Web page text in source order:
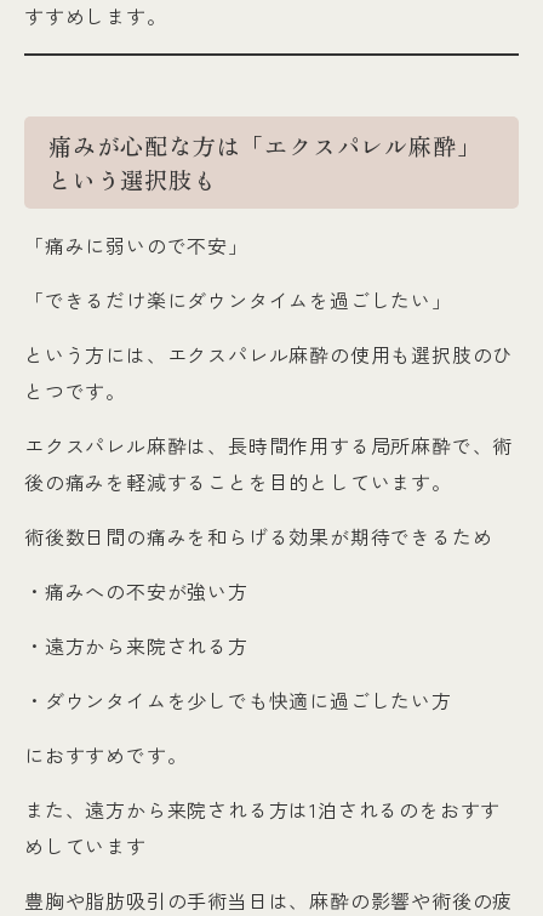
すすめします。
痛みが心配な方は「エクスパレル麻酔」
という選択肢も
「痛みに弱いので不安」
「できるだけ楽にダウンタイムを過ごしたい」
という方には、エクスパレル麻酔の使用も選択肢のひ
とつです。
エクスパレル麻酔は、長時間作用する局所麻酔で、術
後の痛みを軽減することを目的としています。
術後数日間の痛みを和らげる効果が期待できるため
・痛みへの不安が強い方
・遠方から来院される方
・ダウンタイムを少しでも快適に過ごしたい方
におすすめです。
また、遠方から来院される方は1泊されるのをおすす
めしています
豊胸や脂肪吸引の手術当日は、麻酔の影響や術後の疲